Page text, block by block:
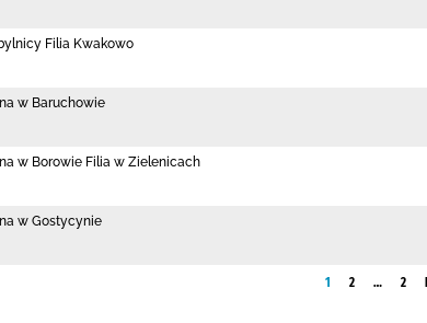
Filia Kwakowo
w Baruchowie
w Borowie Filia w Zielenicach
w Gostycynie
1 2 … 2